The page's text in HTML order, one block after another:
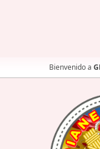
Bienvenido a